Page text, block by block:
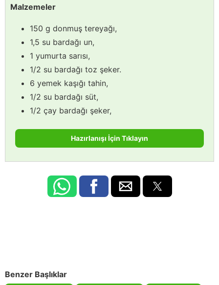
Malzemeler
150 g donmuş tereyağı,
1,5 su bardağı un,
1 yumurta sarısı,
1/2 su bardağı toz şeker.
6 yemek kaşığı tahin,
1/2 su bardağı süt,
1/2 çay bardağı şeker,
Hazırlanışı İçin Tıklayın
Benzer Başlıklar